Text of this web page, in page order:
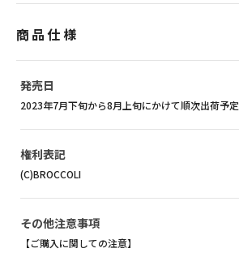
商品仕様
発売日
2023年7月下旬から8月上旬にかけて順次出荷予定
権利表記
(C)BROCCOLI
その他注意事項
【ご購入に関しての注意】